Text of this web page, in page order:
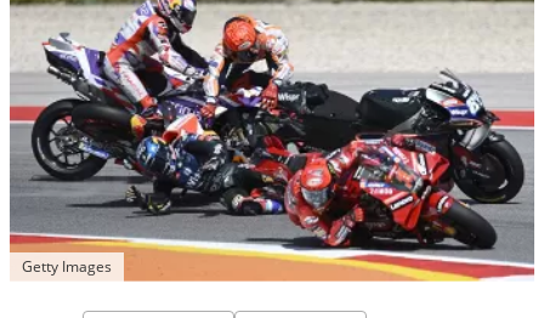
Getty Images